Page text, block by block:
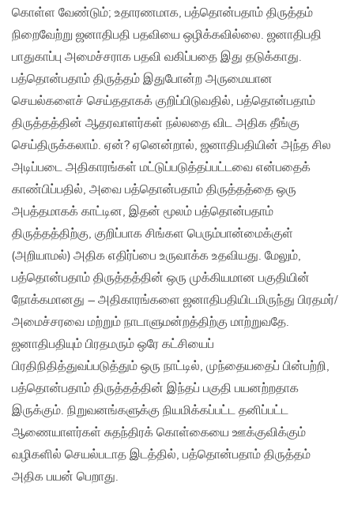
கொள்ள வேண்டும்; உதாரணமாக, பத்தொன்பதாம் திருத்தம்
நிறைவேற்று ஜனாதிபதி பதவியை ஒழிக்கவில்லை. ஜனாதிபதி
பாதுகாப்பு அமைச்சராக பதவி வகிப்பதை இது தடுக்காது.
பத்தொன்பதாம் திருத்தம் இதுபோன்ற அருமையான
செயல்களைச் செய்ததாகக் குறிப்பிடுவதில், பத்தொன்பதாம்
திருத்தத்தின் ஆதரவாளர்கள் நல்லதை விட அதிக தீங்கு
செய்திருக்கலாம். ஏன்? ஏனென்றால், ஜனாதிபதியின் அந்த சில
அடிப்படை அதிகாரங்கள் மட்டுப்படுத்தப்பட்டவை என்பதைக்
காண்பிப்பதில், அவை பத்தொன்பதாம் திருத்தத்தை ஒரு
அபத்தமாகக் காட்டின, இதன் மூலம் பத்தொன்பதாம்
திருத்தத்திற்கு, குறிப்பாக சிங்கள பெரும்பான்மைக்குள்
(அறியாமல்) அதிக எதிர்ப்பை உருவாக்க உதவியது. மேலும்,
பத்தொன்பதாம் திருத்தத்தின் ஒரு முக்கியமான பகுதியின்
நோக்கமானது – அதிகாரங்களை ஜனாதிபதியிடமிருந்து பிரதமர்/
அமைச்சரவை மற்றும் நாடாளுமன்றத்திற்கு மாற்றுவதே.
ஜனாதிபதியும் பிரதமரும் ஒரே கட்சியைப்
பிரதிநிதித்துவப்படுத்தும் ஒரு நாட்டில், முந்தையதைப் பின்பற்றி,
பத்தொன்பதாம் திருத்தத்தின் இந்தப் பகுதி பயனற்றதாக
இருக்கும். நிறுவனங்களுக்கு நியமிக்கப்பட்ட தனிப்பட்ட
ஆணையாளர்கள் சுதந்திரக் கொள்கையை ஊக்குவிக்கும்
வழிகளில் செயல்படாத இடத்தில், பத்தொன்பதாம் திருத்தம்
அதிக பயன் பெறாது.